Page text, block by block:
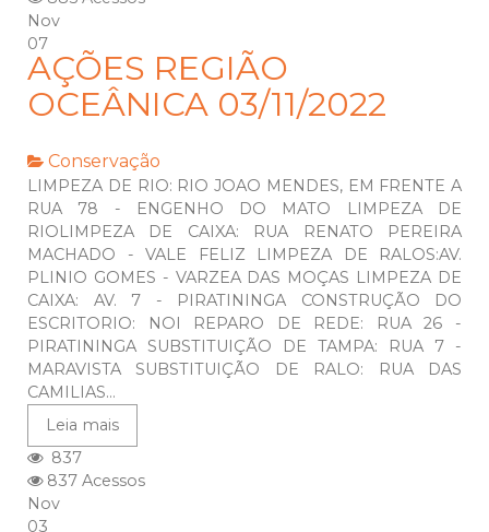
Nov
07
AÇÕES REGIÃO
OCEÂNICA 03/11/2022
Conservação
LIMPEZA DE RIO: RIO JOAO MENDES, EM FRENTE A
RUA 78 - ENGENHO DO MATO LIMPEZA DE
RIOLIMPEZA DE CAIXA: RUA RENATO PEREIRA
MACHADO - VALE FELIZ LIMPEZA DE RALOS:AV.
PLINIO GOMES - VARZEA DAS MOÇAS LIMPEZA DE
CAIXA: AV. 7 - PIRATININGA CONSTRUÇÃO DO
ESCRITORIO: NOI REPARO DE REDE: RUA 26 -
PIRATININGA SUBSTITUIÇÃO DE TAMPA: RUA 7 -
MARAVISTA SUBSTITUIÇÃO DE RALO: RUA DAS
CAMILIAS...
Leia mais
837
837 Acessos
Nov
03